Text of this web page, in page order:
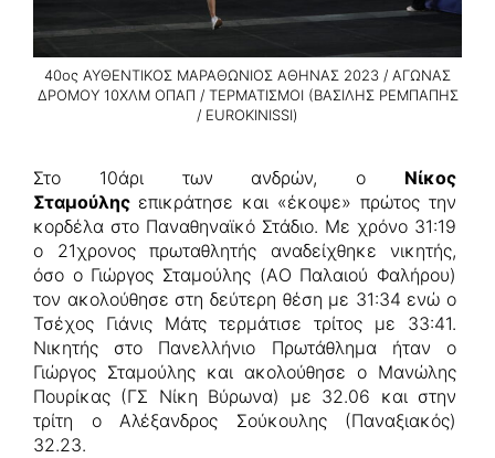
40ος ΑΥΘΕΝΤΙΚΟΣ ΜΑΡΑΘΩΝΙΟΣ ΑΘΗΝΑΣ 2023 / ΑΓΩΝΑΣ
ΔΡΟΜΟΥ 10ΧΛΜ ΟΠΑΠ / ΤΕΡΜΑΤΙΣΜΟΙ (ΒΑΣΙΛΗΣ ΡΕΜΠΑΠΗΣ
/ EUROKINISSI)
Στο 10άρι των ανδρών, ο Νίκος
Σταμούλης επικράτησε και «έκοψε» πρώτος την
κορδέλα στο Παναθηναϊκό Στάδιο. Με χρόνο 31:19
o 21χρονος πρωταθλητής αναδείχθηκε νικητής,
όσο ο Γιώργος Σταμούλης (AΟ Παλαιού Φαλήρου)
τον ακολούθησε στη δεύτερη θέση με 31:34 ενώ ο
Τσέχος Γιάνις Μάτς τερμάτισε τρίτος με 33:41.
Νικητής στο Πανελλήνιο Πρωτάθλημα ήταν ο
Γιώργος Σταμούλης και ακολούθησε ο Μανώλης
Πουρίκας (ΓΣ Νίκη Βύρωνα) με 32.06 και στην
τρίτη ο Αλέξανδρος Σούκουλης (Παναξιακός)
32.23.